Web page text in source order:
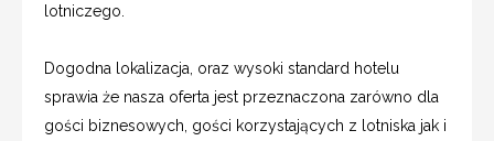
lotniczego.
Dogodna lokalizacja, oraz wysoki standard hotelu
sprawia że nasza oferta jest przeznaczona zarówno dla
gości biznesowych, gości korzystających z lotniska jak i